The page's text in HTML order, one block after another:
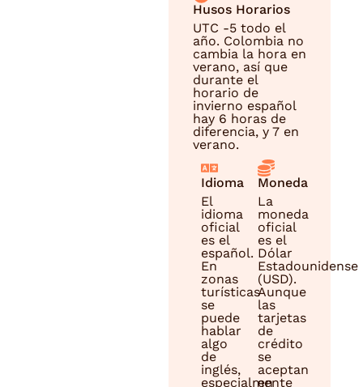
Husos Horarios
UTC -5 todo el
año. Colombia no
cambia la hora en
verano, así que
durante el
horario de
invierno español
hay 6 horas de
diferencia, y 7 en
verano.
Idioma
El
idioma
oficial
es el
español.
En
zonas
turísticas
se
puede
hablar
algo
de
inglés,
especialmente
Moneda
La
moneda
oficial
es el
Dólar
Estadounidense
(USD).
Aunque
las
tarjetas
de
crédito
se
aceptan
en